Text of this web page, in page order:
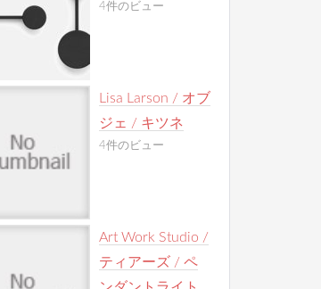
4件のビュー
Lisa Larson / オブ
ジェ / キツネ
4件のビュー
Art Work Studio /
ティアーズ / ペ